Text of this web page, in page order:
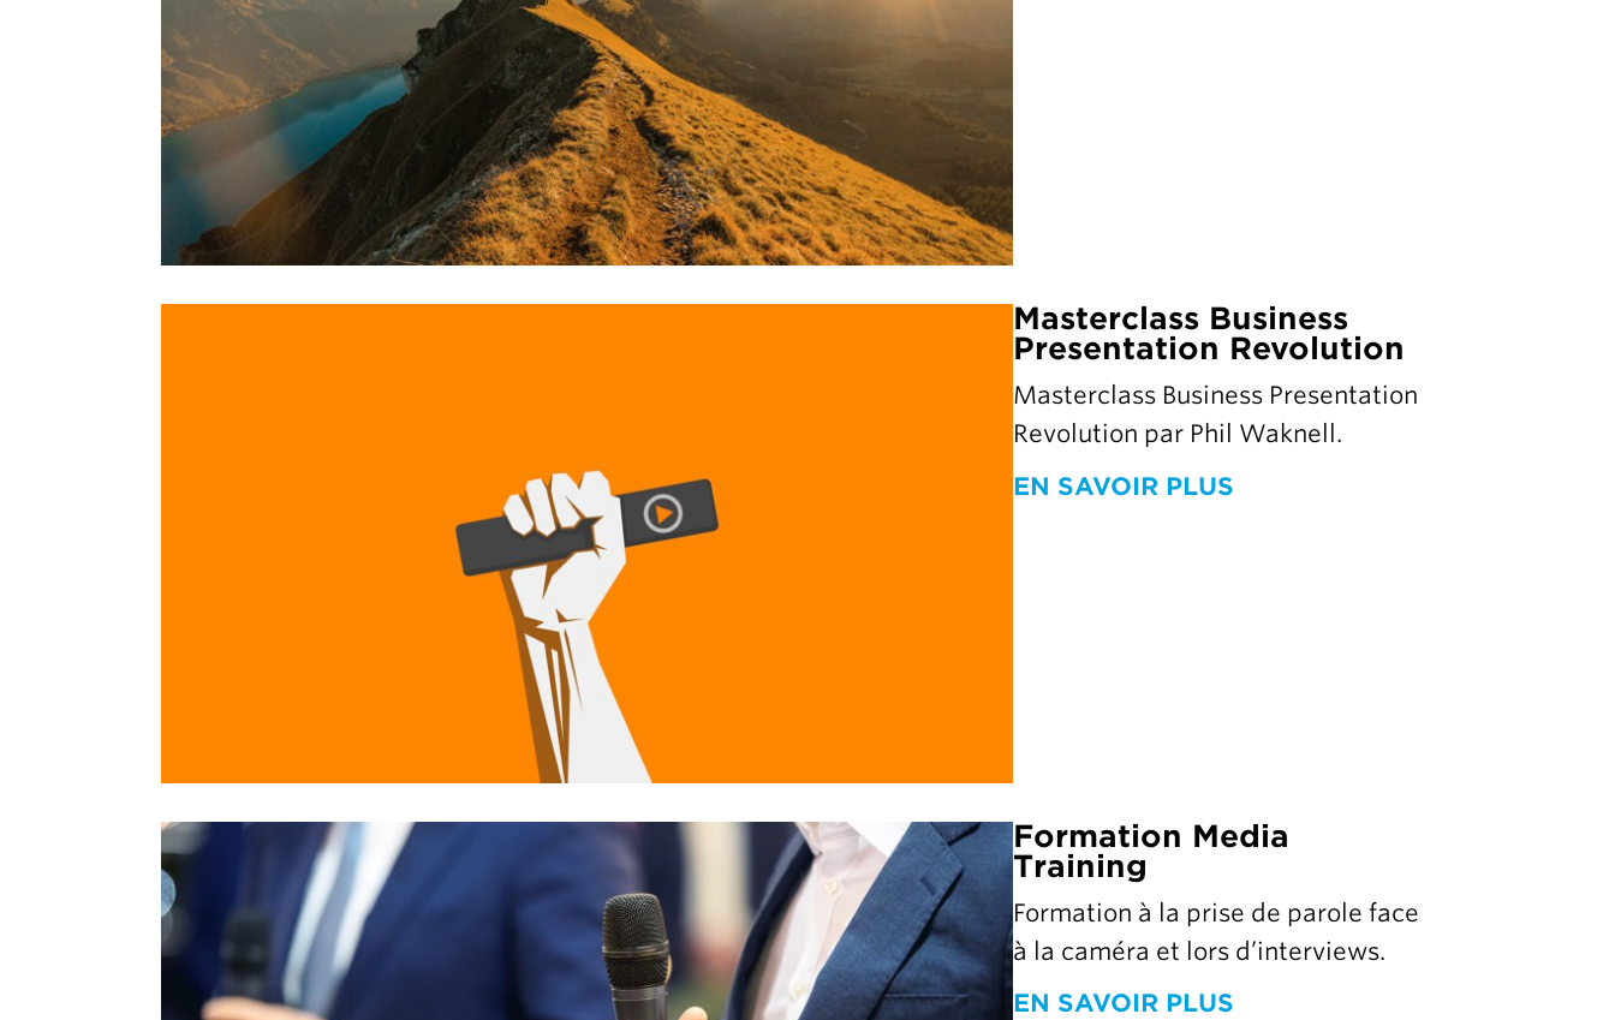
Masterclass Business
Presentation Revolution
Masterclass Business Presentation
Revolution par Phil Waknell.
EN SAVOIR PLUS
Formation Media
Training
Formation à la prise de parole face
à la caméra et lors d’interviews.
EN SAVOIR PLUS